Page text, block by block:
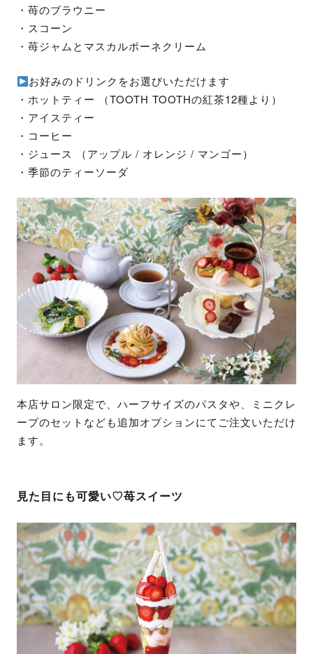
・苺のブラウニー
・スコーン
・苺ジャムとマスカルポーネクリーム
お好みのドリンクをお選びいただけます
・ホットティー （TOOTH TOOTHの紅茶12種より）
・アイスティー
・コーヒー
・ジュース （アップル / オレンジ / マンゴー）
・季節のティーソーダ
本店サロン限定で、ハーフサイズのパスタや、ミニクレ
ープのセットなども追加オプションにてご注文いただけ
ます。
見た目にも可愛い♡苺スイーツ